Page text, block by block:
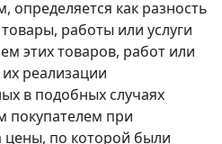
определяется как разность
работы или услуги
этих товаров, работ или
реализации
в подобных случаях
покупателем при
цены, по которой были